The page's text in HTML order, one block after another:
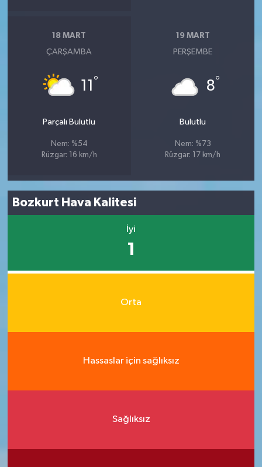
18 MART
ÇARŞAMBA
11 °
Parçalı Bulutlu
Nem: %54
Rüzgar: 16 km/h
19 MART
PERŞEMBE
8°
Bulutlu
Nem: %73
Rüzgar: 17 km/h
Bozkurt Hava Kalitesi
İyi
1
Orta
Hassaslar için sağlıksız
Sağlıksız